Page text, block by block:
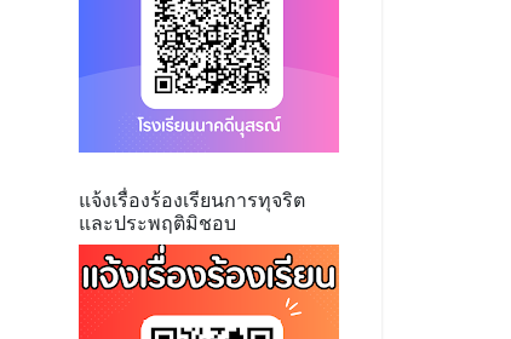
แจ้งเรื่องร้องเรียนการทุจริต
และประพฤติมิชอบ